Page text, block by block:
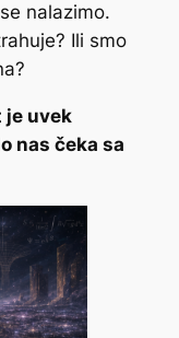
nalazimo.
Ili smo
je uvek
nas čeka sa